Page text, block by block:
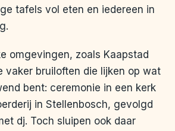
tafels vol eten en iedereen in
omgevingen, zoals Kaapstad
vaker bruiloften die lijken op wat
bent: ceremonie in een kerk
in Stellenbosch, gevolgd
dj. Toch sluipen ook daar